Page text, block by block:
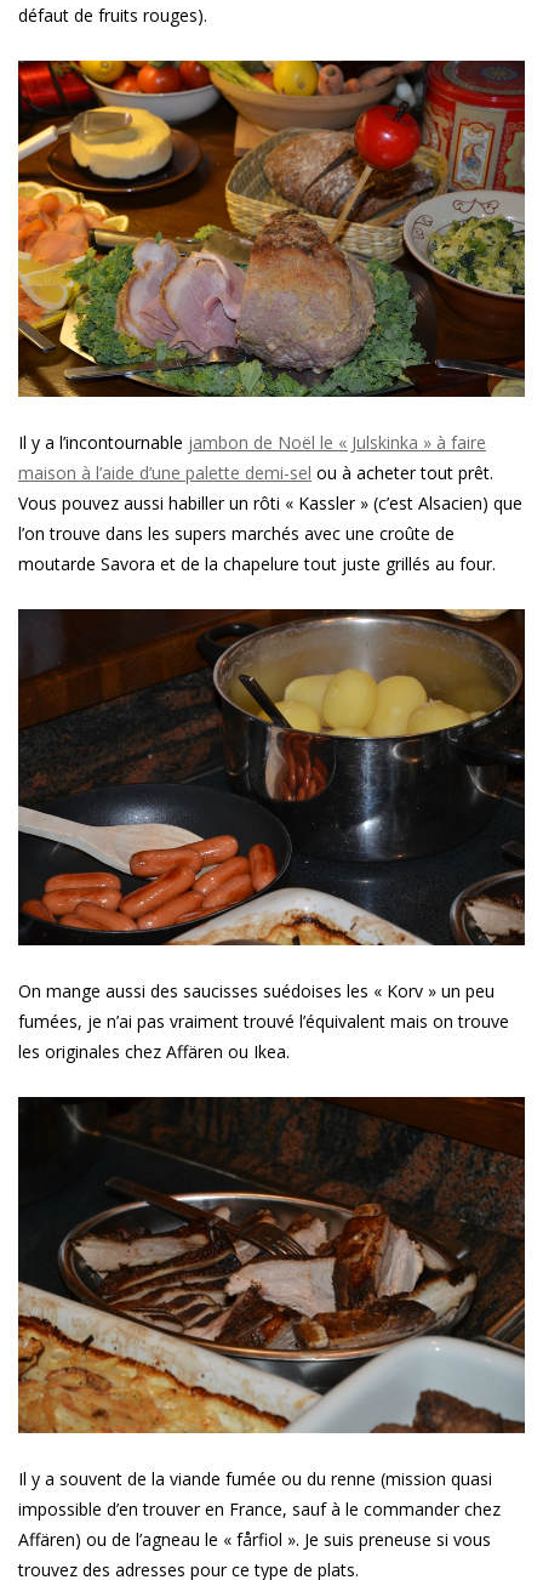
défaut de fruits rouges).
Il y a l’incontournable jambon de Noël le « Julskinka » à faire
maison à l’aide d’une palette demi-sel ou à acheter tout prêt.
Vous pouvez aussi habiller un rôti « Kassler » (c’est Alsacien) que
l’on trouve dans les supers marchés avec une croûte de
moutarde Savora et de la chapelure tout juste grillés au four.
On mange aussi des saucisses suédoises les « Korv » un peu
fumées, je n’ai pas vraiment trouvé l’équivalent mais on trouve
les originales chez Affären ou Ikea.
Il y a souvent de la viande fumée ou du renne (mission quasi
impossible d’en trouver en France, sauf à le commander chez
Affären) ou de l’agneau le « fårfiol ». Je suis preneuse si vous
trouvez des adresses pour ce type de plats.